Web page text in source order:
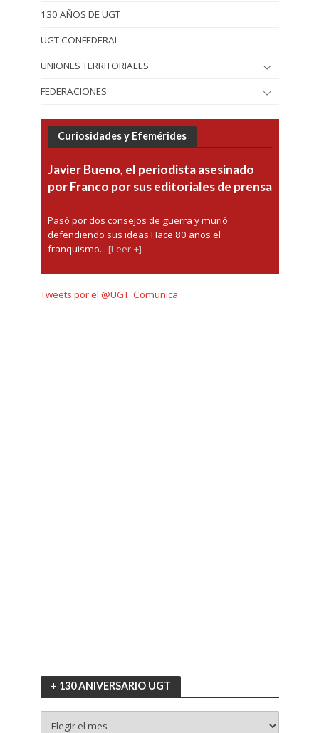
130 AÑOS DE UGT
UGT CONFEDERAL
UNIONES TERRITORIALES
FEDERACIONES
Curiosidades y Efemérides
Javier Bueno, el periodista asesinado
por Franco por sus editoriales de prensa
Pasó por dos consejos de guerra y murió
defendiendo sus ideas Hace 80 años el
franquismo... [Leer +]
Tweets por el @UGT_Comunica.
+ 130 ANIVERSARIO UGT
130